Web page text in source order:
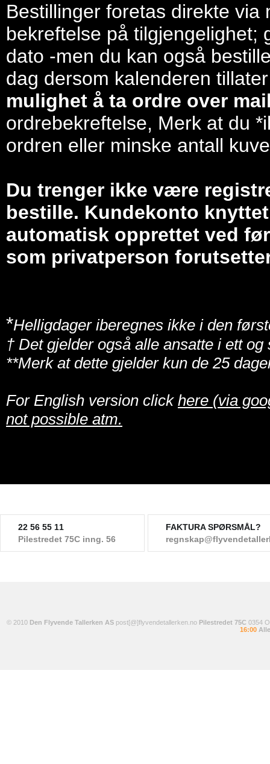
Bestillinger foretas direkte
bekreftelse på tilgjengelighet;
dato -men du kan også
dag dersom kalenderen
mulighet å ta ordre over
ordrebekreftelse, Merk at du
ordren eller minske antall
Du trenger ikke være
bestille. Kundekonto
automatisk opprettet ved
som privatperson
*Helligdager iberegnes ikke i den
† Det gjelder også alle ansatte i ett
**Merk at dette gjelder kun de 25
For English version click here (via
not possible atm.
22 56 55 11
Pilestredet 75C inng. 56
FAKTURA SPØRSMÅL?
© 2010 Den Flyvende Tallerken ASpost[@]flyvendetallerken.no Pilestredet 75C 0354
16:00